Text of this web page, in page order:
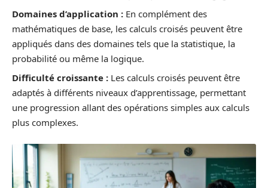
Domaines d’application : En complément des
mathématiques de base, les calculs croisés peuvent être
appliqués dans des domaines tels que la statistique, la
probabilité ou même la logique.
Difficulté croissante : Les calculs croisés peuvent être
adaptés à différents niveaux d’apprentissage, permettant
une progression allant des opérations simples aux calculs
plus complexes.